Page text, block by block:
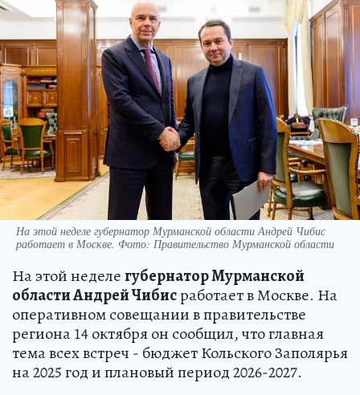
На этой неделе губернатор Мурманской области Андрей Чибис
работает в Москве. Фото: Правительство Мурманской области
На этой неделегубернатор Мурманской
области Андрей Чибисработает в Москве. На
оперативном совещании в правительстве
региона 14 октября он сообщил, что главная
тема всех встреч - бюджет Кольского Заполярья
на 2025 год и плановый период 2026-2027.